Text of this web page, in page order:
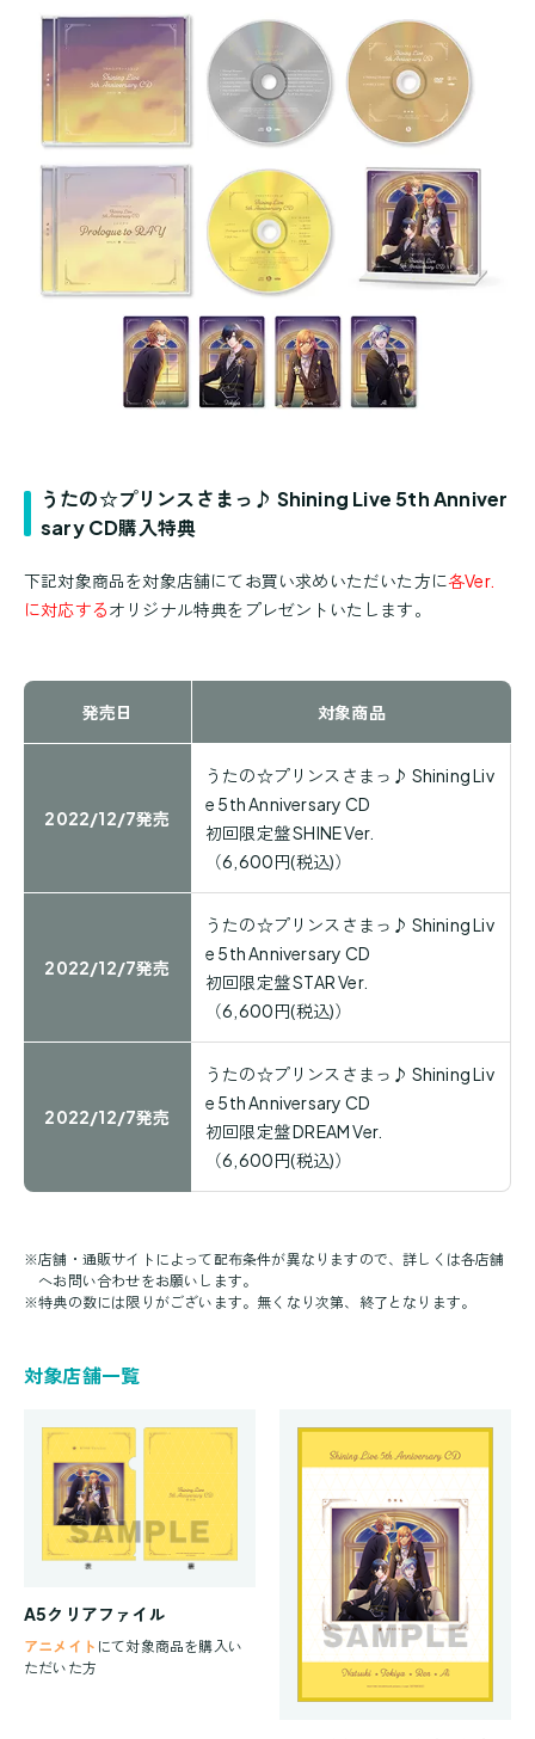
うたの☆プリンスさまっ♪ Shining Live 5th Anniver
sary CD購入特典
下記対象商品を対象店舗にてお買い求めいただいた方に各Ver.
に対応するオリジナル特典をプレゼントいたします。
発売日 対象商品
2022/12/7発売
うたの☆プリンスさまっ♪ Shining Liv
e 5th Anniversary CD
初回限定盤 SHINE Ver.
（6,600円(税込)）
2022/12/7発売
うたの☆プリンスさまっ♪ Shining Liv
e 5th Anniversary CD
初回限定盤 STAR Ver.
（6,600円(税込)）
2022/12/7発売
うたの☆プリンスさまっ♪ Shining Liv
e 5th Anniversary CD
初回限定盤 DREAM Ver.
（6,600円(税込)）
※店舗・通販サイトによって配布条件が異なりますので、詳しくは各店舗
へお問い合わせをお願いします。
※特典の数には限りがございます。無くなり次第、終了となります。
対象店舗一覧
A5クリアファイル
アニメイト にて対象商品を購入い
ただいた方